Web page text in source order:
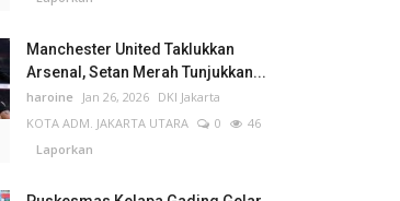
Manchester United Taklukkan
Arsenal, Setan Merah Tunjukkan...
haroine Jan 26, 2026 DKI Jakarta
KOTA ADM. JAKARTA UTARA
0
46
Laporkan